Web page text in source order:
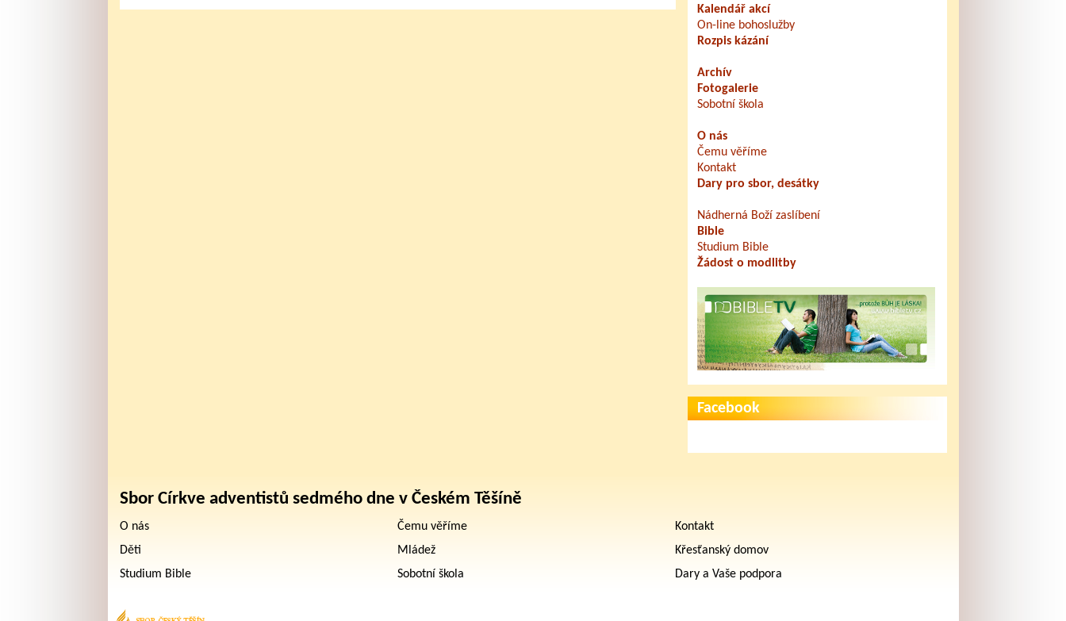
Kalendář akcí
On-line bohoslužby
Rozpis kázání
Archív
Fotogalerie
Sobotní škola
O nás
Čemu věříme
Kontakt
Dary pro sbor, desátky
Nádherná Boží zaslíbení
Bible
Studium Bible
Žádost o modlitby
Facebook
Sbor Církve adventistů sedmého dne v Českém Těšíně
O nás Čemu věříme
Kontakt
Děti
Mládež
Křesťanský domov
Studium Bible
Sobotní škola Dary a Vaše podpora